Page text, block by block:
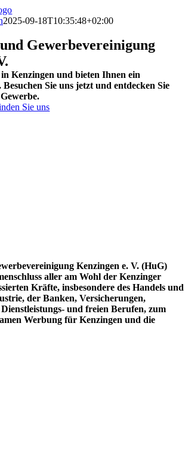
2025-09-18T10:35:48+02:00
Gewerbevereinigung
Kenzingen und bieten Ihnen ein
Sie uns jetzt und entdecken Sie
Sie uns
Kenzingen e. V. (HuG)
aller am Wohl der Kenzinger
Kräfte, insbesondere des Handels und
der Banken, Versicherungen,
und freien Berufen, zum
Werbung für Kenzingen und die